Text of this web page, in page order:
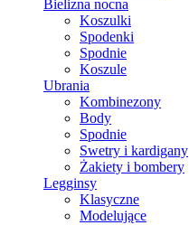
Bielizna nocna
Koszulki
Spodenki
Spodnie
Koszule
Ubrania
Kombinezony
Body
Spodnie
Swetry i kardigany
Żakiety i bombery
Legginsy
Klasyczne
Modelujące